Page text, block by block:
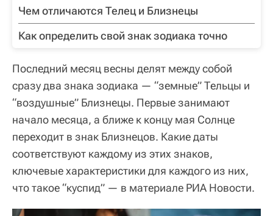
Чем отличаются Телец и Близнецы
Как определить свой знак зодиака точно
Последний месяц весны делят между собой
сразу два знака зодиака — “земные” Тельцы и
“воздушные” Близнецы. Первые занимают
начало месяца, а ближе к концу мая Солнце
переходит в знак Близнецов. Какие даты
соответствуют каждому из этих знаков,
ключевые характеристики для каждого из них,
что такое “куспид” — в материале РИА Новости.